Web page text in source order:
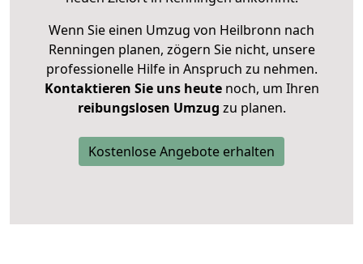
Wenn Sie einen Umzug von Heilbronn nach
Renningen planen, zögern Sie nicht, unsere
professionelle Hilfe in Anspruch zu nehmen.
Kontaktieren Sie uns heutenoch, um Ihren
reibungslosen Umzug zu planen.
Kostenlose Angebote erhalten